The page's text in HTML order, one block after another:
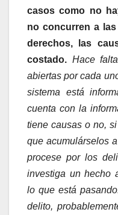
casos como no
no concurren a
derechos, las
costado. Hace
abiertas por cada
sistema está
cuenta con la
tiene causas o no,
que acumulárselos
procese por los
investiga un hecho
lo que está
delito,